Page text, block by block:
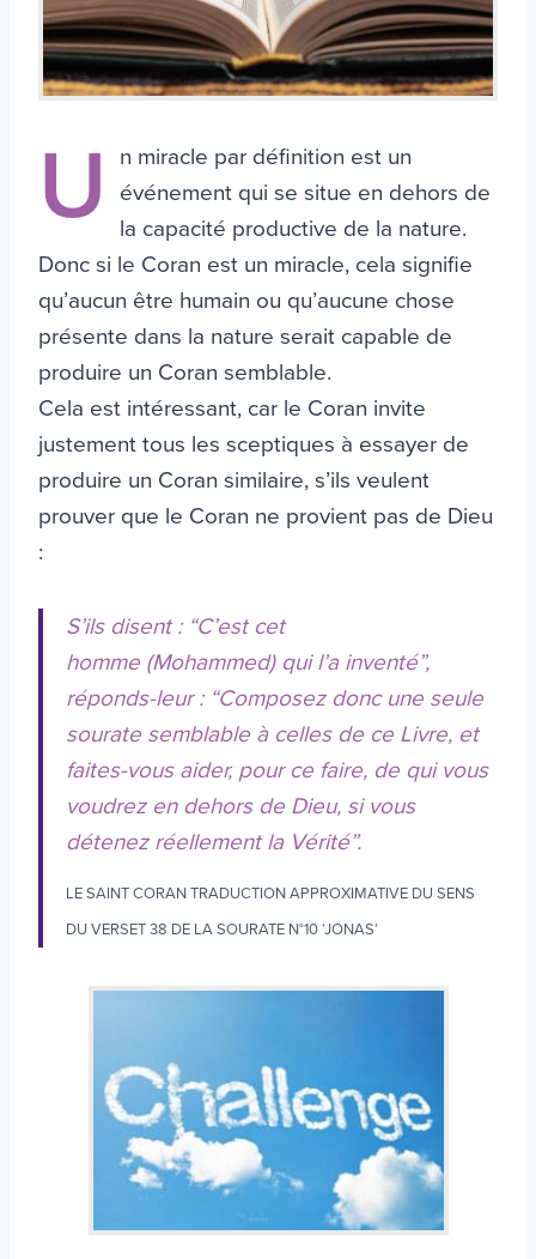
U
n miracle par définition est un
événement qui se situe en dehors de
la capacité productive de la nature.
Donc si le Coran est un miracle, cela signifie
qu’aucun être humain ou qu’aucune chose
présente dans la nature serait capable de
produire un Coran semblable.
Cela est intéressant, car le Coran invite
justement tous les sceptiques à essayer de
produire un Coran similaire, s’ils veulent
prouver que le Coran ne provient pas de Dieu
:
S’ils disent : “C’est cet
homme (Mohammed) qui l’a inventé”,
réponds-leur : “Composez donc une seule
sourate semblable à celles de ce Livre, et
faites-vous aider, pour ce faire, de qui vous
voudrez en dehors de Dieu, si vous
détenez réellement la Vérité”.
LE SAINT CORAN TRADUCTION APPROXIMATIVE DU SENS
DU VERSET 38 DE LA SOURATE N°10 ‘JONAS’